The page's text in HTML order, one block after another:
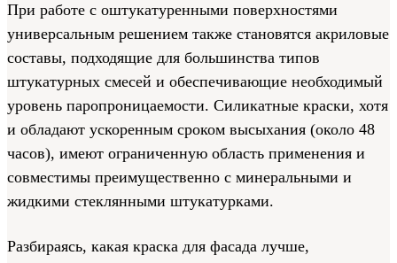
При работе с оштукатуренными поверхностями
универсальным решением также становятся акриловые
составы, подходящие для большинства типов
штукатурных смесей и обеспечивающие необходимый
уровень паропроницаемости. Силикатные краски, хотя
и обладают ускоренным сроком высыхания (около 48
часов), имеют ограниченную область применения и
совместимы преимущественно с минеральными и
жидкими стеклянными штукатурками.
Разбираясь, какая краска для фасада лучше,